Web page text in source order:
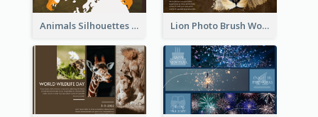
Animals Silhouettes World Wildlife Day Greeting Card Lion Photo Brush World Wildlife Day Greeting Card